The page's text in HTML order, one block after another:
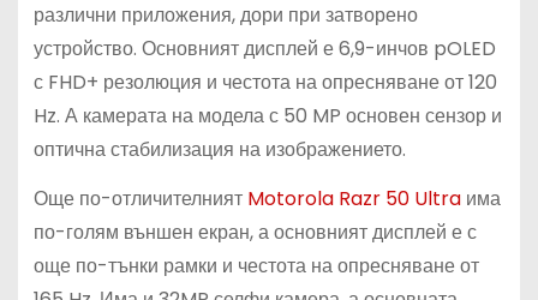
различни приложения, дори при затворено
устройство. Основният дисплей е 6,9-инчов pOLED
с FHD+ резолюция и честота на опресняване от 120
Hz. А камерата на модела с 50 MP основен сензор и
оптична стабилизация на изображението.
Още по-отличителният Motorola Razr 50 Ultraима
по-голям външен екран, а основният дисплей е с
още по-тънки рамки и честота на опресняване от